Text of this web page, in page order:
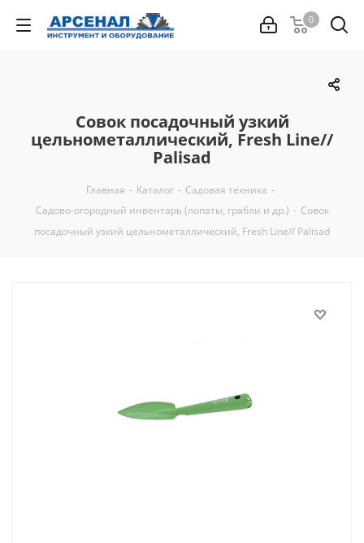
0
Совок посадочный узкий
цельнометаллический, Fresh Line//
Palisad
Главная - Каталог - Садовая техника -
Садово-огородный инвентарь (лопаты, грабли и др.) - Совок
посадочный узкий цельнометаллический, Fresh Line// Palisad